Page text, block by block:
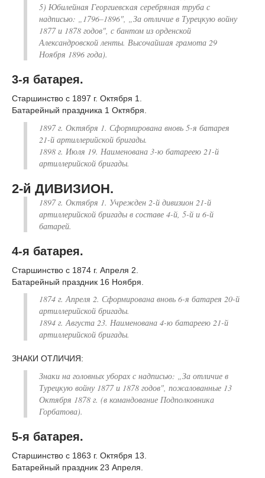
5) Юбилейная Георгиевская серебряная труба с
надписью: „1796–1896", „За отличие в Турецкую войну
1877 и 1878 годов", с бантом из орденской
Александровской ленты. Высочайшая грамота 29
Ноября 1896 года).
3-я батарея.
Старшинство с 1897 г. Октября 1.
Батарейный праздника 1 Октября.
1897 г. Октября 1. Сформирована вновь 5-я батарея
21-й артиллерийской бригады.
1898 г. Июля 19. Наименована 3-ю батареею 21-й
артиллерийской бригады.
2-й ДИВИЗИОН.
1897 г. Октября 1. Учрежден 2-й дивизион 21-й
артиллерийской бригады в составе 4-й, 5-й и 6-й
батарей.
4-я батарея.
Старшинство с 1874 г. Апреля 2.
Батарейный праздник 16 Ноября.
1874 г. Апреля 2. Сформирована вновь 6-я батарея 20-й
артиллерийской бригады.
1894 г. Августа 23. Наименована 4-ю батареею 21-й
артиллерийской бригады.
ЗНАКИ ОТЛИЧИЯ:
Знаки на головных уборах с надписью: „За отличие в
Турецкую войну 1877 и 1878 годов", пожалованные 13
Октября 1878 г. (в командование Подполковника
Горбатова).
5-я батарея.
Старшинство с 1863 г. Октября 13.
Батарейный праздник 23 Апреля.